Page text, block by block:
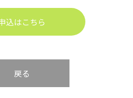
込はこちら
戻る